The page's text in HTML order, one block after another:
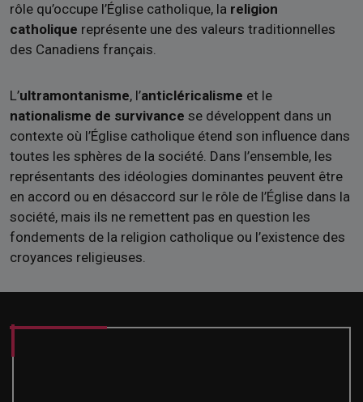
rôle qu’occupe l’Église catholique, la religion
catholique représente une des valeurs traditionnelles
des Canadiens français.
L’ultramontanisme, l’anticléricalisme et le
nationalisme de survivance se développent dans un
contexte où l’Église catholique étend son influence dans
toutes les sphères de la société. Dans l’ensemble, les
représentants des idéologies dominantes peuvent être
en accord ou en désaccord sur le rôle de l’Église dans la
société, mais ils ne remettent pas en question les
fondements de la religion catholique ou l’existence des
croyances religieuses.